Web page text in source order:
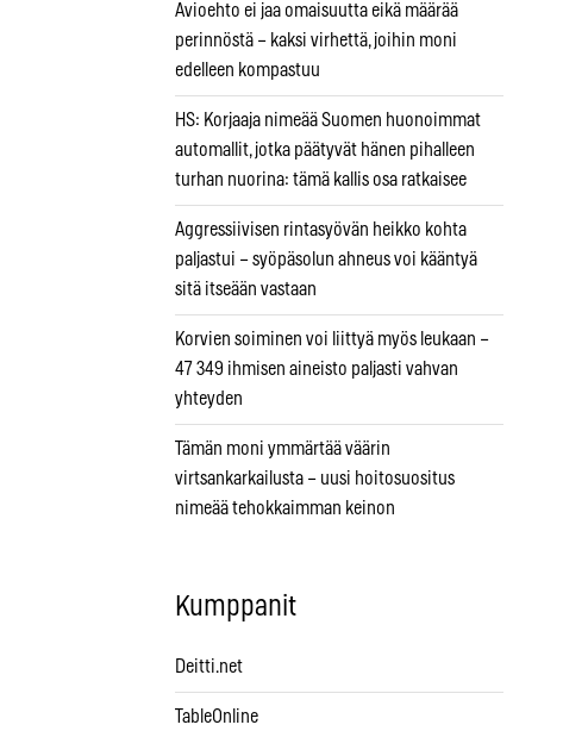
Avioehto ei jaa omaisuutta eikä määrää
perinnöstä – kaksi virhettä, joihin moni
edelleen kompastuu
HS: Korjaaja nimeää Suomen huonoimmat
automallit, jotka päätyvät hänen pihalleen
turhan nuorina: tämä kallis osa ratkaisee
Aggressiivisen rintasyövän heikko kohta
paljastui – syöpäsolun ahneus voi kääntyä
sitä itseään vastaan
Korvien soiminen voi liittyä myös leukaan –
47 349 ihmisen aineisto paljasti vahvan
yhteyden
Tämän moni ymmärtää väärin
virtsankarkailusta – uusi hoitosuositus
nimeää tehokkaimman keinon
Kumppanit
Deitti.net
TableOnline